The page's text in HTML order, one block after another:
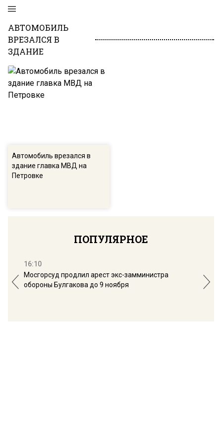
АВТОМОБИЛЬ
ВРЕЗАЛСЯ В
ЗДАНИЕ
Автомобиль врезался в
здание главка МВД на
Петровке
ПОПУЛЯРНОЕ
16:10
Мосгорсуд продлил арест экс-замминистра
обороны Булгакова до 9 ноября